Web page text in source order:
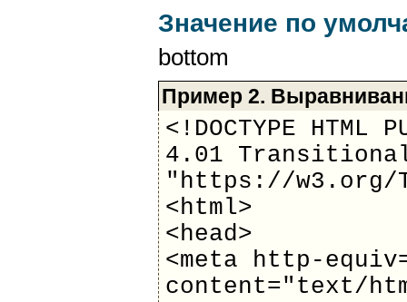
Значение по
bottom
Пример 2.
<!DOCTYPE HTML
4.01
"https://w3.org/
<html>
<head>
<meta http-
content="text/